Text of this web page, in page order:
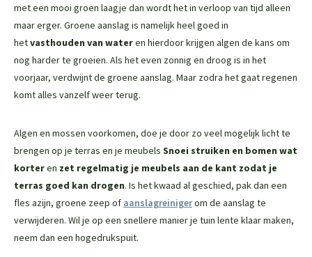
met een mooi groen laagje dan wordt het in verloop van tijd alleen
maar erger. Groene aanslag is namelijk heel goed in
hetvasthouden van wateren hierdoor krijgen algen de kans om
nog harder te groeien. Als het even zonnig en droog is in het
voorjaar, verdwijnt de groene aanslag. Maar zodra het gaat regenen
komt alles vanzelf weer terug.
Algen en mossen voorkomen, doe je door zo veel mogelijk licht te
brengen op je terras en je meubels Snoei struiken en bomen wat
korteren zet regelmatig je meubels aan de kant zodat je
terras goed kan drogen. Is het kwaad al geschied, pak dan een
fles azijn, groene zeep of aanslagreinigerom de aanslag te
verwijderen. Wil je op een snellere manier je tuin lente klaar maken,
neem dan een hogedrukspuit.